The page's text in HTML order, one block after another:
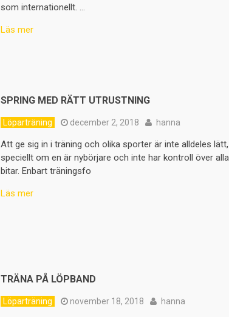
som internationellt. …
Läs mer
SPRING MED RÄTT UTRUSTNING
Löparträning december 2, 2018 hanna
Att ge sig in i träning och olika sporter är inte alldeles lätt,
speciellt om en är nybörjare och inte har kontroll över alla
bitar. Enbart träningsfo
Läs mer
TRÄNA PÅ LÖPBAND
Löparträning november 18, 2018 hanna